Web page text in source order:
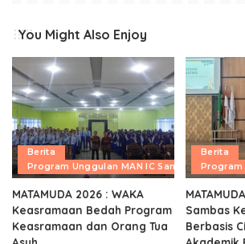
You Might Also Enjoy
Berita
Program Unggulan MAN IC Sambas
MATAMUDA 2026 : WAKA
Keasramaan Bedah Program
Keasramaan dan Orang Tua
Berita
Program
Sambas
Berbasis